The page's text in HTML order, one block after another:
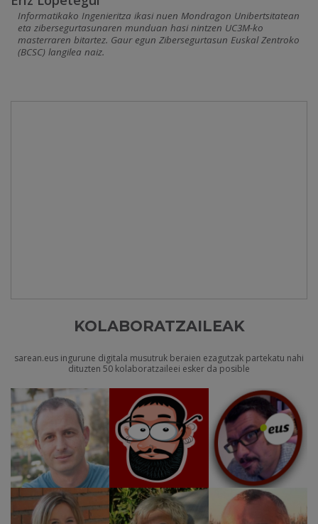
Informatikako Ingenieritza ikasi nuen Mondragon Unibertsitatean
eta zibersegurtasunaren munduan hasi nintzen UC3M-ko
masterraren bitartez. Gaur egun Zibersegurtasun Euskal Zentroko
(BCSC) langilea naiz.
KOLABORATZAILEAK
sarean.eus ingurune digitala musutruk beraien ezagutzak partekatu nahi
dituzten 50 kolaboratzaileei esker da posible